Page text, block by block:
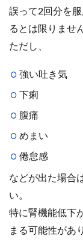
誤って2回分を
るとは限りませ
ただし、
強い吐き気
下痢
腹痛
めまい
倦怠感
などが出た場合
い。
特に腎機能低下
まる可能性があ